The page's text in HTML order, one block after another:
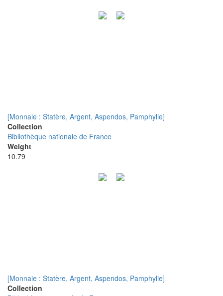
[Monnaie : Statère, Argent, Aspendos, Pamphylie]
Collection
Bibliothèque nationale de France
Weight
10.79
[Monnaie : Statère, Argent, Aspendos, Pamphylie]
Collection